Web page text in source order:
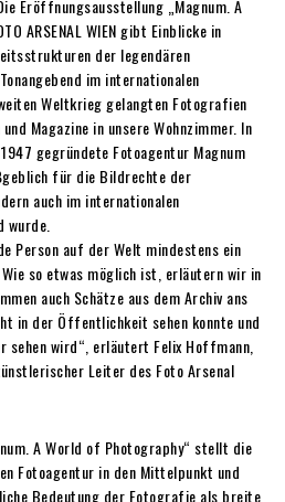
Eröffnungsausstellung „Magnum. A
ARSENAL WIEN gibt Einblicke in
der legendären
im internationalen
Weltkrieg gelangten Fotografien
Magazine in unsere Wohnzimmer. In
gegründete Fotoagentur Magnum
für die Bildrechte der
auch im internationalen
wurde.
Person auf der Welt mindestens ein
Wie so etwas möglich ist, erläutern wir in
auch Schätze aus dem Archiv ans
in der Öffentlichkeit sehen konnte und
sehen wird“, erläutert Felix Hoffmann,
Leiter des Foto Arsenal
A World of Photography“ stellt die
Fotoagentur in den Mittelpunkt und
Bedeutung der Fotografie als breite